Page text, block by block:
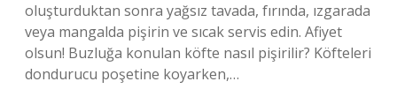
oluşturduktan sonra yağsız tavada, fırında, ızgarada
veya mangalda pişirin ve sıcak servis edin. Afiyet
olsun! Buzluğa konulan köfte nasıl pişirilir? Köfteleri
dondurucu poşetine koyarken,…